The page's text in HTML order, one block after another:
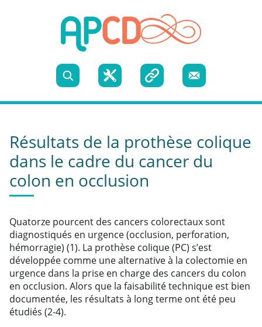
outils
Résultats de la prothèse colique
dans le cadre du cancer du
colon en occlusion
Quatorze pourcent des cancers colorectaux sont
diagnostiqués en urgence (occlusion, perforation,
hémorragie) (1). La prothèse colique (PC) s’est
développée comme une alternative à la colectomie en
urgence dans la prise en charge des cancers du colon
en occlusion. Alors que la faisabilité technique est bien
documentée, les résultats à long terme ont été peu
étudiés (2-4).